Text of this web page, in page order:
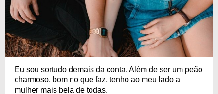
Eu sou sortudo demais da conta. Além de ser um peão
charmoso, bom no que faz, tenho ao meu lado a
mulher mais bela de todas.